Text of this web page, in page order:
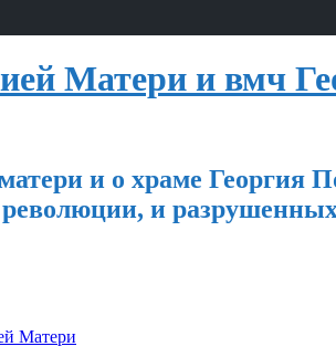
Матери и вмч
и о храме Георгия
и
Матери